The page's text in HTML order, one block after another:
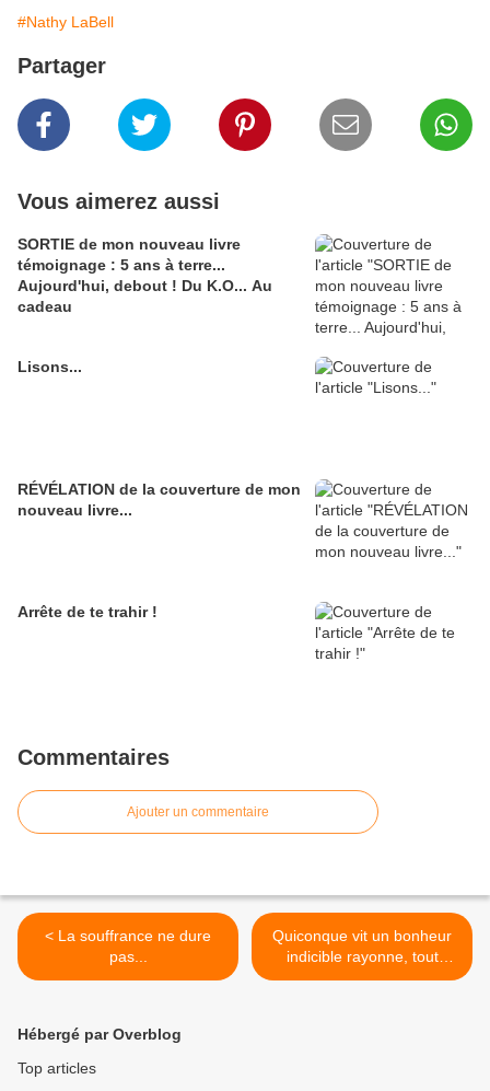
#Nathy LaBell
Partager
Vous aimerez aussi
SORTIE de mon nouveau livre
témoignage : 5 ans à terre...
Aujourd'hui, debout ! Du K.O... Au
cadeau
Lisons...
RÉVÉLATION de la couverture de mon
nouveau livre...
Arrête de te trahir !
Commentaires
Ajouter un commentaire
< La souffrance ne dure
pas...
Quiconque vit un bonheur
indicible rayonne, tout
simplement... >
Hébergé par Overblog
Top articles